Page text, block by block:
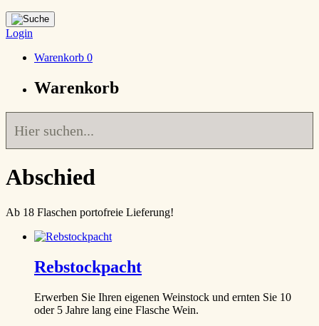
Login
Warenkorb 0
Warenkorb
Abschied
Ab 18 Flaschen portofreie Lieferung!
Rebstockpacht
Erwerben Sie Ihren eigenen Weinstock und ernten Sie 10
oder 5 Jahre lang eine Flasche Wein.